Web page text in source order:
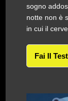
sogno
notte non è
in cui il
Fai Il Test